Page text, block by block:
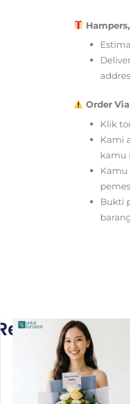
Order
Klik
Kami
kamu
Kamu
Bukti
Related